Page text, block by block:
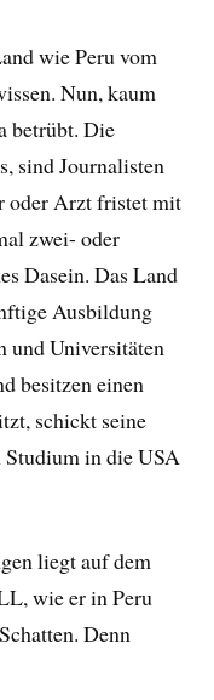
wie Peru vom
Nun, kaum
betrübt. Die
sind Journalisten
oder Arzt fristet mit
zwei- oder
Dasein. Das Land
Ausbildung
und Universitäten
besitzen einen
schickt seine
in die USA
liegt auf dem
wie er in Peru
Denn